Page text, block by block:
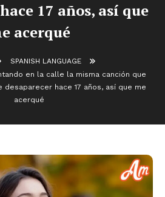
17 años, así que
acerqué
SPANISH LANGUAGE
en la calle la misma canción que
desaparecer hace 17 años, así que me
acerqué